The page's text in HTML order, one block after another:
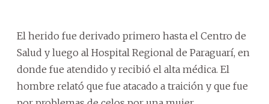
El herido fue derivado primero hasta el Centro de
Salud y luego al Hospital Regional de Paraguarí, en
donde fue atendido y recibió el alta médica. El
hombre relató que fue atacado a traición y que fue